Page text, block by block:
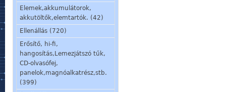
Elemek,akkumulátorok,
akkutöltők,elemtartók. (42)
Ellenállás (720)
Erősítő, hi-fi,
hangosítás,Lemezjátszó tűk,
CD-olvasófej,
panelok,magnóalkatrész,stb.
(399)